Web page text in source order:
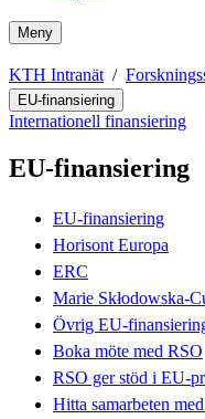
Meny
KTH Intranät
EU-finansiering
Internationell finansiering
EU-finansiering
EU-finansiering
Horisont Europa
ERC
Marie Skłodowska-
Övrig EU-
Boka möte med RSO
RSO ger stöd i EU-
Hitta samarbeten